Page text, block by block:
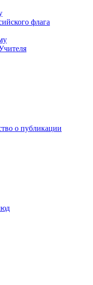
флага
о публикации